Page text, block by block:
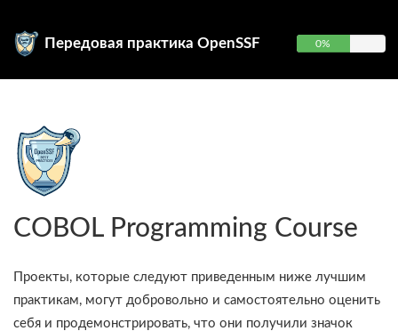
Передовая практика OpenSSF 0%
COBOL Programming Course
Проекты, которые следуют приведенным ниже лучшим
практикам, могут добровольно и самостоятельно оценить
себя и продемонстрировать, что они получили значок